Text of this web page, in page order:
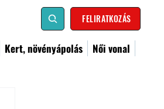
FELIRATKOZÁS
Kert, növényápolás
Női vonal